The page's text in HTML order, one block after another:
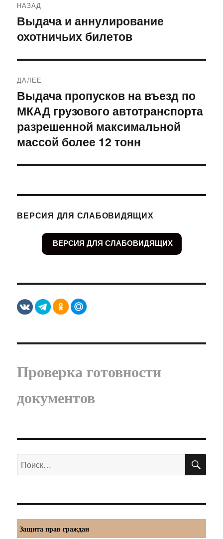
по
записям
НАЗАД
Предыдущая
запись:
Выдача и аннулирование
охотничьих билетов
ДАЛЕЕ
Следующая
запись:
Выдача пропусков на въезд по
МКАД грузового автотранспорта
разрешенной максимальной
массой более 12 тонн
ВЕРСИЯ ДЛЯ СЛАБОВИДЯЩИХ
ВЕРСИЯ ДЛЯ СЛАБОВИДЯЩИХ
Проверка готовности
документов
Искать:
Защита прав граждан